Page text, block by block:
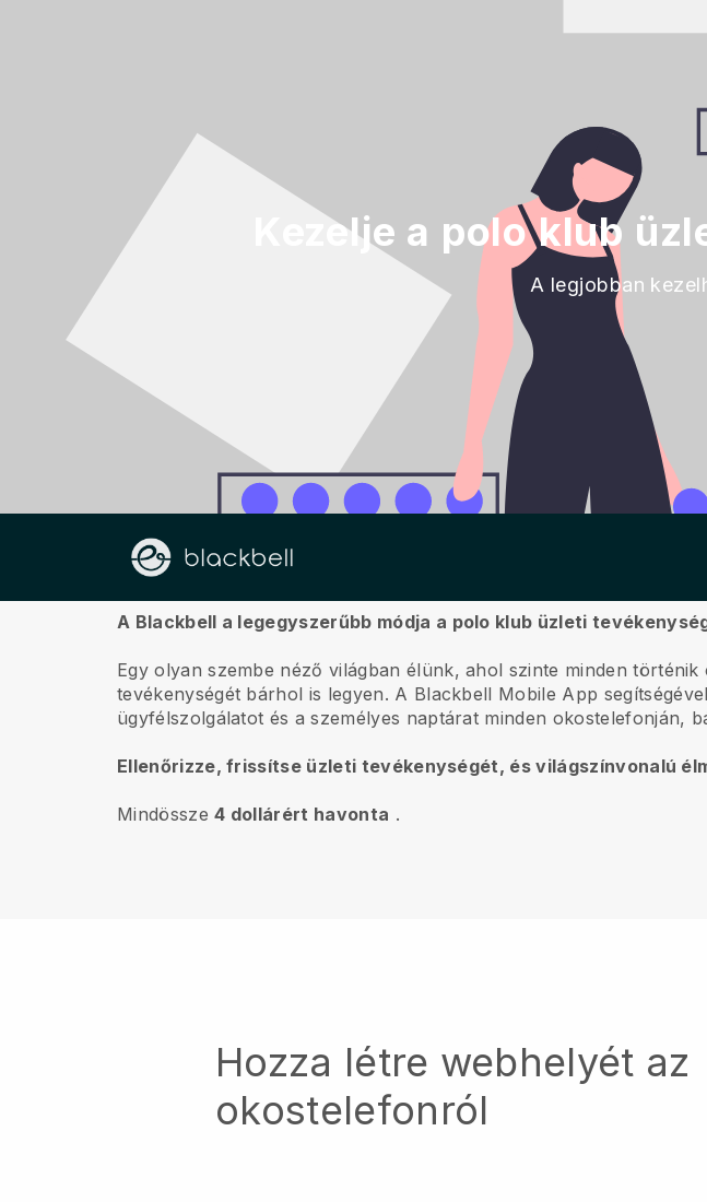
Kezelje a polo klub
A legjobban
Rólunk
A Blackbell a legegyszerűbb módja a polo klub üzleti
Egy olyan szembe néző világban élünk, ahol szinte minden történik
tevékenységét bárhol is legyen. A Blackbell Mobile App
ügyfélszolgálatot és a személyes naptárat minden okostelefonján,
Ellenőrizze, frissítse üzleti tevékenységét, és világszínvonalú
Mindössze4 dollárért havonta .
Hozza létre webhelyét az
okostelefonról